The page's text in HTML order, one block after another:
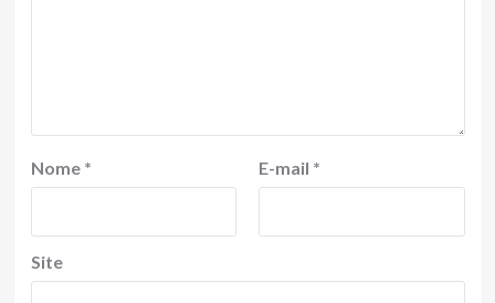
Nome * E-mail *
Site